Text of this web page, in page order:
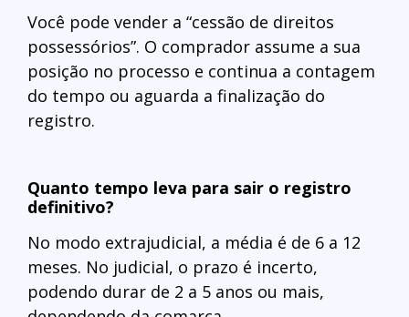
Você pode vender a “cessão de direitos
possessórios”. O comprador assume a sua
posição no processo e continua a contagem
do tempo ou aguarda a finalização do
registro.
Quanto tempo leva para sair o registro
definitivo?
No modo extrajudicial, a média é de 6 a 12
meses. No judicial, o prazo é incerto,
podendo durar de 2 a 5 anos ou mais,